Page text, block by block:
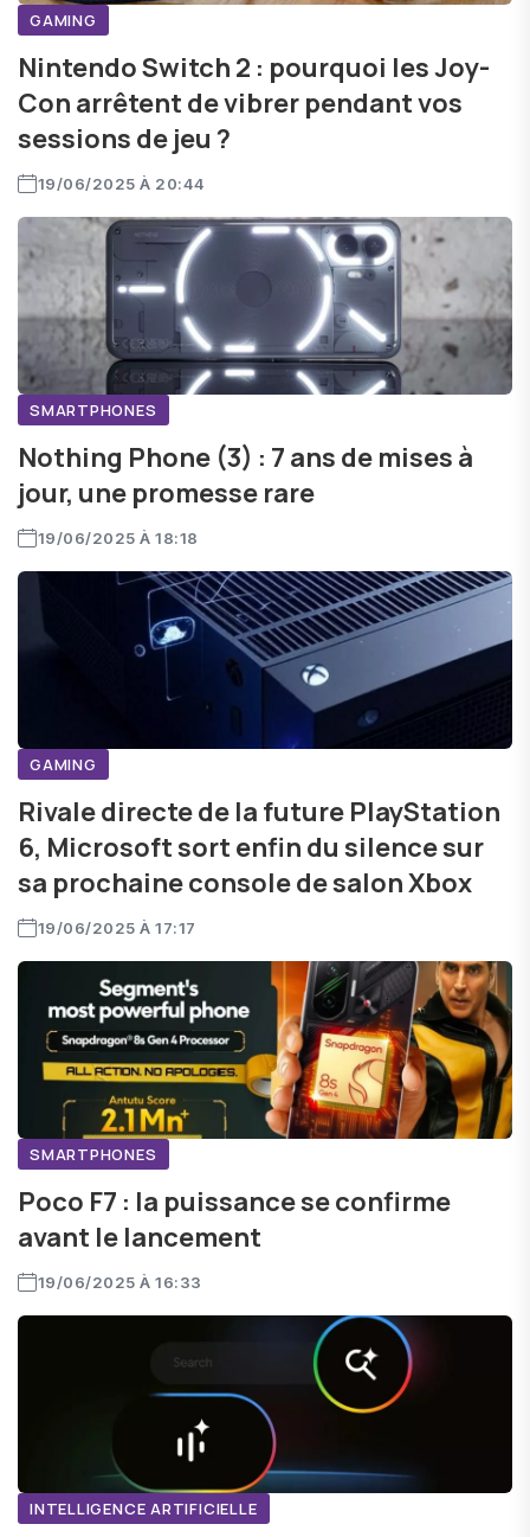
GAMING
Nintendo Switch 2 : pourquoi les Joy-
Con arrêtent de vibrer pendant vos
sessions de jeu ?
19/06/2025 À 20:44
SMARTPHONES
Nothing Phone (3) : 7 ans de mises à
jour, une promesse rare
19/06/2025 À 18:18
GAMING
Rivale directe de la future PlayStation
6, Microsoft sort enfin du silence sur
sa prochaine console de salon Xbox
19/06/2025 À 17:17
SMARTPHONES
Poco F7 : la puissance se confirme
avant le lancement
19/06/2025 À 16:33
INTELLIGENCE ARTIFICIELLE